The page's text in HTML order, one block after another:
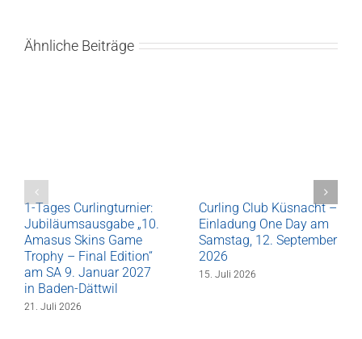
Ähnliche Beiträge
1-Tages Curlingturnier:
Jubiläumsausgabe „10.
Amasus Skins Game
Trophy – Final Edition“
am SA 9. Januar 2027
in Baden-Dättwil
21. Juli 2026
Curling Club Küsnacht –
Einladung One Day am
Samstag, 12. September
2026
15. Juli 2026